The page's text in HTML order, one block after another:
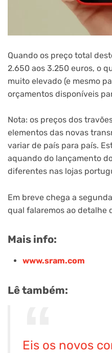
Quando os preço total
2.650 aos 3.250 euros, o
muito elevado (e mesmo
orçamentos disponíveis
Nota: os preços dos
elementos das novas
variar de país para país.
aquando do lançamento
diferentes nas lojas
Em breve chega a
qual falaremos ao detalhe
Mais info:
www.sram.com
Lê também:
Eis os novos